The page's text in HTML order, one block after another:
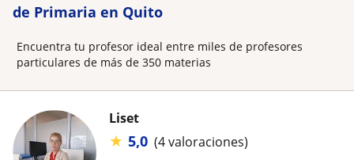
de Primaria en Quito
Encuentra tu profesor ideal entre miles de profesores
particulares de más de 350 materias
Liset
★ 5,0 (4 valoraciones)